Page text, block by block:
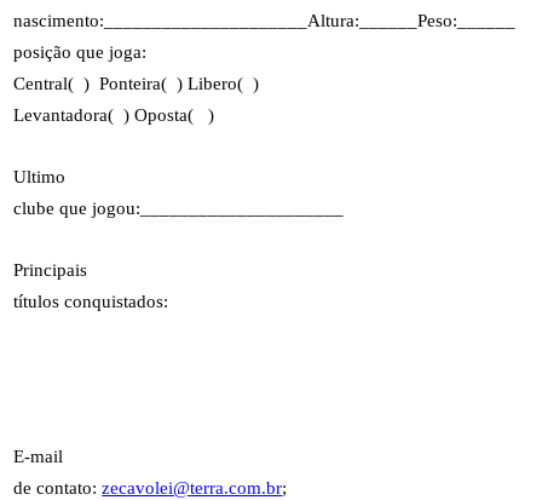
nascimento:_____________________Altura:______Peso:______
posição que joga:
Central( ) Ponteira( ) Libero( )
Levantadora( ) Oposta( )
Ultimo
clube que jogou:_____________________
Principais
títulos conquistados:
E-mail
de contato:zecavolei@terra.com.br;